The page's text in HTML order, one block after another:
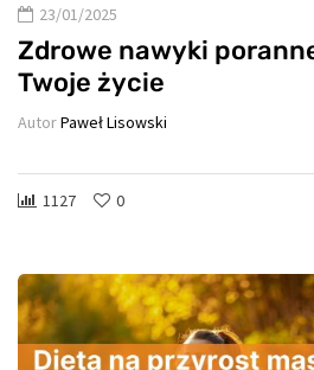
23/01/2025
Zdrowe nawyki
Twoje życie
AutorPaweł Lisowski
1127 0